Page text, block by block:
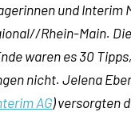
und
Rhein-Main.
waren es 30
nicht. Jelena
AG) versorgten